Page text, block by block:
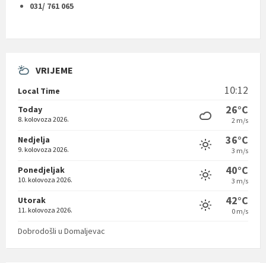
031/ 761 065
VRIJEME
Local Time 10:12
Today
8. kolovoza 2026.
26°C
2 m/s
Nedjelja
9. kolovoza 2026.
36°C
3 m/s
Ponedjeljak
10. kolovoza 2026.
40°C
3 m/s
Utorak
11. kolovoza 2026.
42°C
0 m/s
Dobrodošli u Domaljevac